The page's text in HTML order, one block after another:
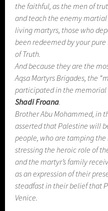
the faithful, as the men of
and teach the enemy
living martyrs, those who
been redeemed by your
of Truth.
And because they are the
Aqsa Martyrs Brigades, the
participated in the
Shadi Froana.
Brother Abu Mohammed, in
asserted that Palestine will
people, who are tamping
stressing the heroic role of
and the martyr’s family
as an expression of their
steadfast in their belief that
Venice.